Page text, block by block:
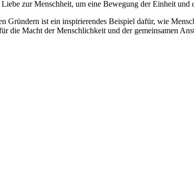
zur Menschheit, um eine Bewegung der Einheit und
ist ein inspirierendes Beispiel dafür, wie
die Macht der Menschlichkeit und der gemeinsamen